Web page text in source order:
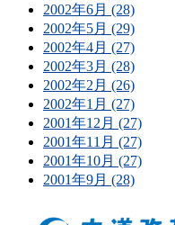
2002年6月 (28)
2002年5月 (29)
2002年4月 (27)
2002年3月 (28)
2002年2月 (26)
2002年1月 (27)
2001年12月 (27)
2001年11月 (27)
2001年10月 (27)
2001年9月 (28)